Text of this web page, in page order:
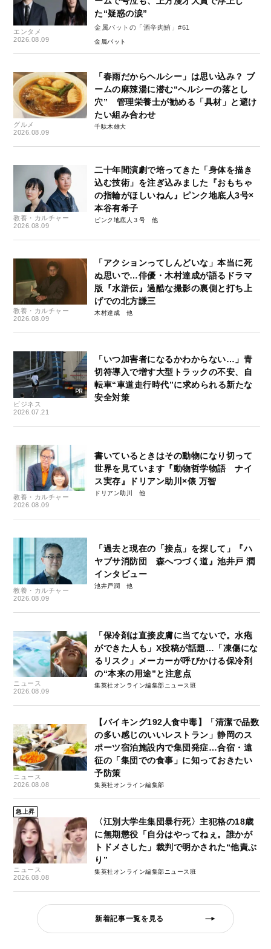
エンタメ
2026.08.09
た“疑惑の涙”
金属バットの「酒辛肉鮪」#61
金属バット
グルメ
2026.08.09
「春雨だからヘルシー」は思い込み？ ブ
ームの麻辣湯に潜む“ヘルシーの落とし
穴” 管理栄養士が勧める「具材」と避け
たい組み合わせ
千駄木雄大
教養・カルチャー
2026.08.09
二十年間演劇で培ってきた「身体を描き
込む技術」を注ぎ込みました『おもちゃ
の指輪がほしいねん』ピンク地底人3号×
本谷有希子
ピンク地底人３号
教養・カルチャー
2026.08.09
「アクションってしんどいな」本当に死
ぬ思いで…俳優・木村達成が語るドラマ
版『水滸伝』過酷な撮影の裏側と打ち上
げでの北方謙三
木村達成
ビジネス
2026.07.21
「いつ加害者になるかわからない…」青
切符導入で増す大型トラックの不安、自
転車“車道走行時代”に求められる新たな
安全対策
教養・カルチャー
2026.08.09
書いているときはその動物になり切って
世界を見ています『動物哲学物語 ナイ
ス実存』ドリアン助川×俵 万智
ドリアン助川
教養・カルチャー
2026.08.09
「過去と現在の「接点」を探して」『ハ
ヤブサ消防団 森へつづく道』池井戸 潤
インタビュー
池井戸潤
ニュース
2026.08.09
「保冷剤は直接皮膚に当てないで。水疱
ができた人も」X投稿が話題…「凍傷にな
るリスク」メーカーが呼びかける保冷剤
の“本来の用途”と注意点
集英社オンライン編集部ニュース班
ニュース
2026.08.08
【バイキング192人食中毒】「清潔で品数
の多い感じのいいレストラン」静岡のス
ポーツ宿泊施設内で集団発症…合宿・遠
征の「集団での食事」に知っておきたい
予防策
集英社オンライン編集部
急上昇
ニュース
2026.08.08
〈江別大学生集団暴行死〉主犯格の18歳
に無期懲役「自分はやってねぇ。誰かが
トドメさした」裁判で明かされた“他責ぶ
り”
集英社オンライン編集部ニュース班
新着記事一覧を見る